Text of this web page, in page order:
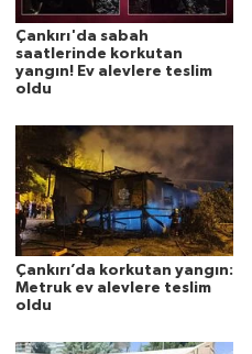
Çankırı'da sabah
saatlerinde korkutan
yangın! Ev alevlere teslim
oldu
Çankırı’da korkutan yangın:
Metruk ev alevlere teslim
oldu